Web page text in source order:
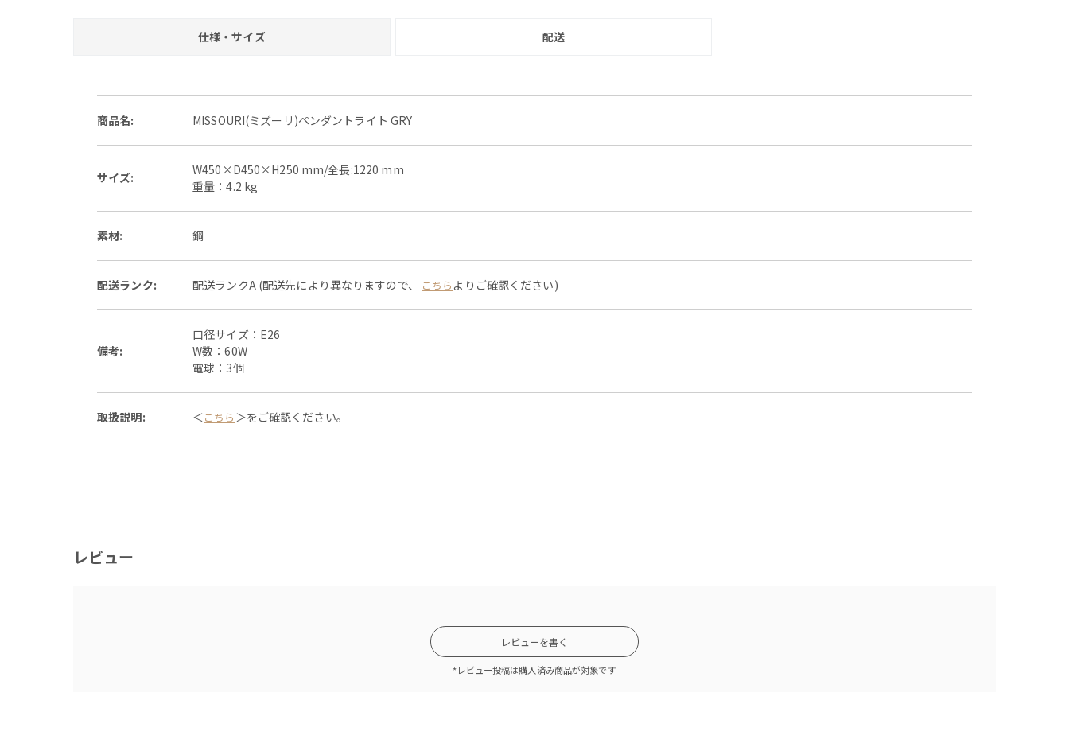
仕様・サイズ 配送
商品名: MISSOURI(ミズーリ)ペンダントライト GRY
サイズ:
W450×D450×H250 mm/全長:1220 mm
重量：4.2 kg
素材: 鋼
配送ランク: 配送ランクA (配送先により異なりますので、 こちら よりご確認ください)
備考:
口径サイズ：E26
W数：60W
電球：3個
取扱説明: ＜こちら ＞をご確認ください。
レビュー
レビューを書く
*レビュー投稿は購入済み商品が対象です